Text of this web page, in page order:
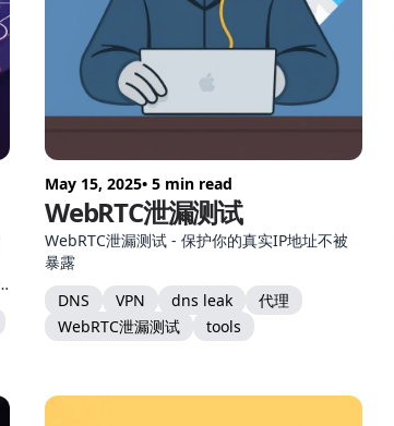
May 15, 2025• 5 min read
WebRTC泄漏测试
WebRTC泄漏测试 - 保护你的真实IP地址不被
暴露
DNS
VPN dns leak
代理
WebRTC泄漏测试
tools